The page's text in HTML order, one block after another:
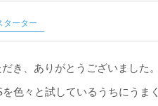
ターター
き、ありがとうございました。
色々と試しているうちにうま